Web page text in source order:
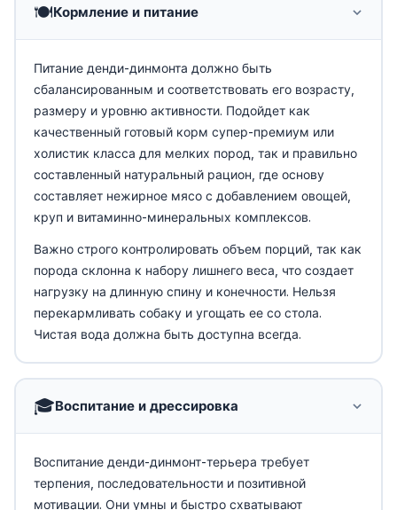
🍽️Кормление и питание
Питание денди-динмонта должно быть
сбалансированным и соответствовать его возрасту,
размеру и уровню активности. Подойдет как
качественный готовый корм супер-премиум или
холистик класса для мелких пород, так и правильно
составленный натуральный рацион, где основу
составляет нежирное мясо с добавлением овощей,
круп и витаминно-минеральных комплексов.
Важно строго контролировать объем порций, так как
порода склонна к набору лишнего веса, что создает
нагрузку на длинную спину и конечности. Нельзя
перекармливать собаку и угощать ее со стола.
Чистая вода должна быть доступна всегда.
🎓Воспитание и дрессировка
Воспитание денди-динмонт-терьера требует
терпения, последовательности и позитивной
мотивации. Они умны и быстро схватывают